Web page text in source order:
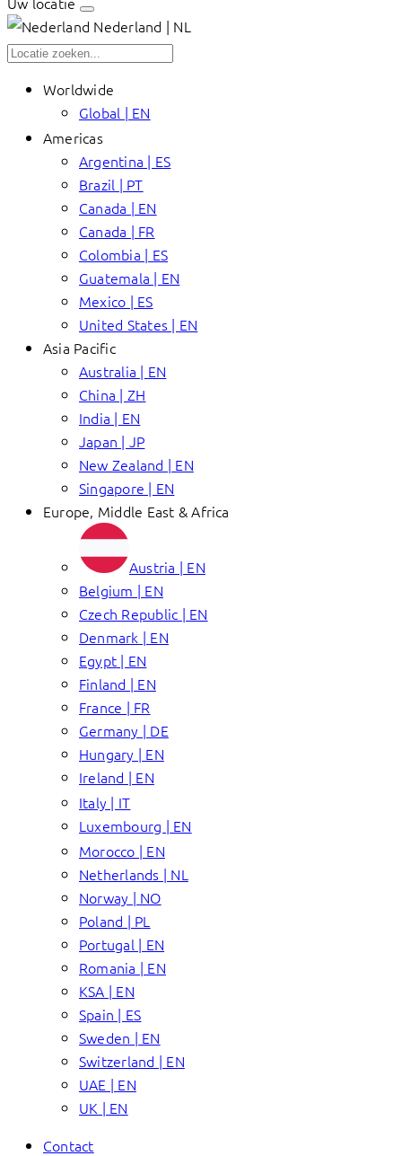
Nederland | NL
Worldwide
Global | EN
Americas
Argentina | ES
Brazil | PT
Canada | EN
Canada | FR
Colombia | ES
Guatemala | EN
Mexico | ES
United States | EN
Asia Pacific
Australia | EN
China | ZH
India | EN
Japan | JP
New Zealand | EN
Singapore | EN
Europe, Middle East & Africa
Austria | EN
Belgium | EN
Czech Republic | EN
Denmark | EN
Egypt | EN
Finland | EN
France | FR
Germany | DE
Hungary | EN
Ireland | EN
Italy | IT
Luxembourg | EN
Morocco | EN
Netherlands | NL
Norway | NO
Poland | PL
Portugal | EN
Romania | EN
KSA | EN
Spain | ES
Sweden | EN
Switzerland | EN
UAE | EN
UK | EN
Contact